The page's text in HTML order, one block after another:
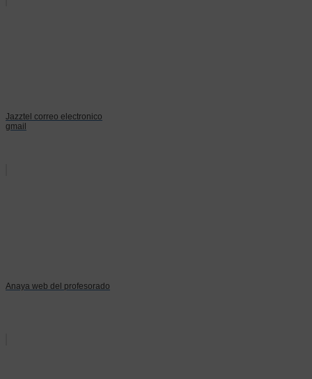
Jazztel correo electronico
gmail
Anaya web del profesorado